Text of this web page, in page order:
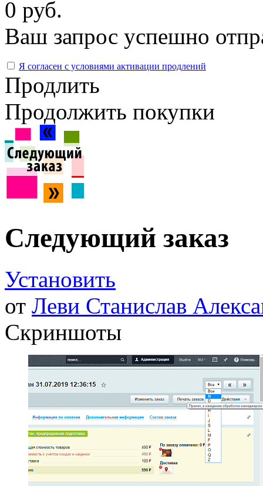
0 руб.
Ваш запрос успешно
Я согласен с условиями активации продлений
Продлить
Продолжить покупки
Следующий заказ
Установить
от Леви Станислав
Скриншоты